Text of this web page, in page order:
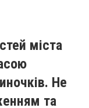
міста
Не
та